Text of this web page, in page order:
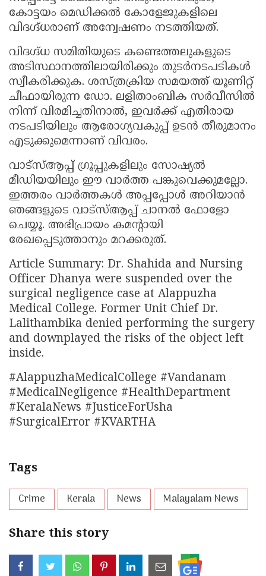
കോട്ടയം മെഡിക്കൽ കോളേജുകളിലെ
വിദഗ്ദ്ധരാണ് അന്വേഷണം നടത്തിയത്.
വിദഗ്ദ്ധ സമിതിയുടെ കണ്ടെത്തലുകളുടെ
അടിസ്ഥാനത്തിലായിരിക്കും തുടർനടപടികൾ
സ്വീകരിക്കുക. ശസ്ത്രക്രിയ സമയത്ത് യൂണിറ്റ്
ചീഫായിരുന്ന ഡോ. ലളിതാംബിക സർവീസിൽ
നിന്ന് വിരമിച്ചതിനാൽ, ഇവർക്ക് എതിരായ
നടപടിയിലും ആരോഗ്യവകുപ്പ് ഉടൻ തീരുമാനം
എടുക്കുമെന്നാണ് വിവരം.
വാട്സ്ആപ്പ് ഗ്രൂപ്പുകളിലും സോഷ്യൽ
മീഡിയയിലും ഈ വാർത്ത പങ്കുവെക്കുമല്ലോ.
ഇത്തരം വാർത്തകൾ അപ്പപ്പോൾ അറിയാൻ
ഞങ്ങളുടെ വാട്സ്ആപ്പ് ചാനൽ ഫോളോ
ചെയ്യൂ. അഭിപ്രായം കമന്റായി
രേഖപ്പെടുത്താനും മറക്കരുത്.
Article Summary: Dr. Shahida and Nursing
Officer Dhanya were suspended over the
surgical negligence case at Alappuzha
Medical College. Former Unit Chief Dr.
Lalithambika denied performing the surgery
and downplayed the risks of the object left
inside.
#AlappuzhaMedicalCollege #Vandanam
#MedicalNegligence #HealthDepartment
#KeralaNews #JusticeForUsha
#SurgicalError #KVARTHA
Tags
Crime Kerala News Malayalam News
Share this story